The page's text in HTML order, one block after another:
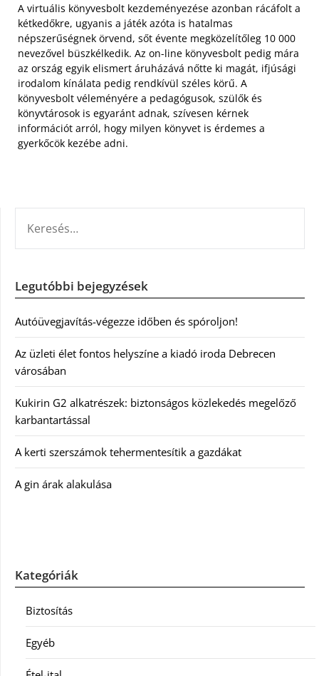
A virtuális könyvesbolt kezdeményezése azonban rácáfolt a
kétkedőkre, ugyanis a játék azóta is hatalmas
népszerűségnek örvend, sőt évente megközelítőleg 10 000
nevezővel büszkélkedik. Az on-line könyvesbolt pedig mára
az ország egyik elismert áruházává nőtte ki magát, ifjúsági
irodalom kínálata pedig rendkívül széles körű. A
könyvesbolt véleményére a pedagógusok, szülők és
könyvtárosok is egyaránt adnak, szívesen kérnek
információt arról, hogy milyen könyvet is érdemes a
gyerkőcök kezébe adni.
Legutóbbi bejegyzések
Autóüvegjavítás-végezze időben és spóroljon!
Az üzleti élet fontos helyszíne a kiadó iroda Debrecen
városában
Kukirin G2 alkatrészek: biztonságos közlekedés megelőző
karbantartással
A kerti szerszámok tehermentesítik a gazdákat
A gin árak alakulása
Kategóriák
Biztosítás
Egyéb